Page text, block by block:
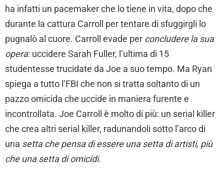
ha infatti un pacemaker che lo tiene in vita, dopo che
durante la cattura Carroll per tentare di sfuggirgli lo
pugnalò al cuore. Carroll evade per concludere la sua
opera: uccidere Sarah Fuller, l’ultima di 15
studentesse trucidate da Joe a suo tempo. Ma Ryan
spiega a tutto l’FBI che non si tratta soltanto di un
pazzo omicida che uccide in maniera furente e
incontrollata. Joe Carroll è molto di più: un serial killer
che crea altri serial killer, radunandoli sotto l’arco di
una setta che pensa di essere una setta di artisti, più
che una setta di omicidi.